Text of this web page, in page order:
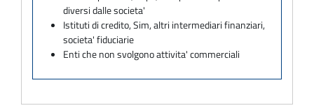
diversi dalle societa'
Istituti di credito, Sim, altri intermediari finanziari,
societa' fiduciarie
Enti che non svolgono attivita' commerciali